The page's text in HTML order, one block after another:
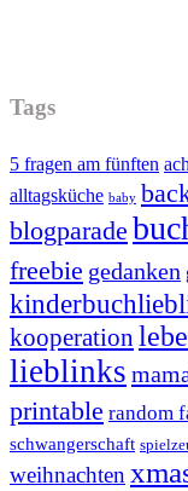
Tags
5 fragen am fünften
alltagsküche baby
blogparade
freebie gedanken
kooperation
lieblinks
printable random
schwangerschaft
weihnachten